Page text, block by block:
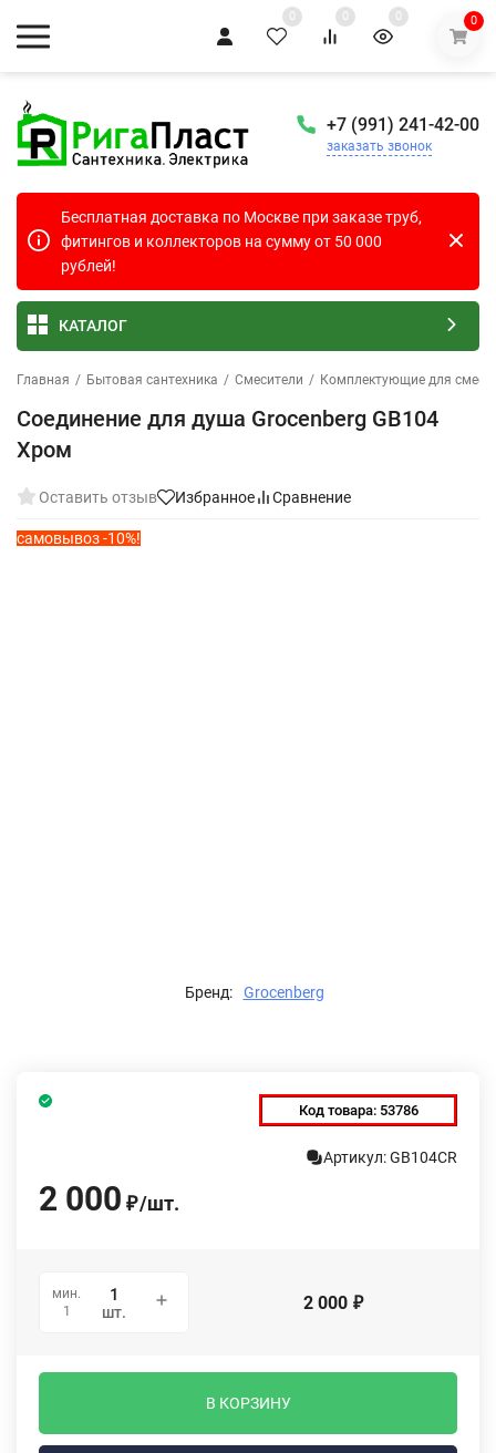
0 0 0 0
+7 (991) 241-42-00
заказать звонок
Бесплатная доставка по Москве при заказе труб,
фитингов и коллекторов на сумму от 50 000
рублей!
КАТАЛОГ
Главная / Бытовая сантехника / Смесители / Комплектующие для
Соединение для душа Grocenberg GB104
Хром
Оставить отзыв Избранное Сравнение
самовывоз -10%!
Бренд: Grocenberg
Код товара: 53786
Артикул: GB104CR
2 000 ₽/шт.
мин.
1
шт. 2 000 ₽
В КОРЗИНУ